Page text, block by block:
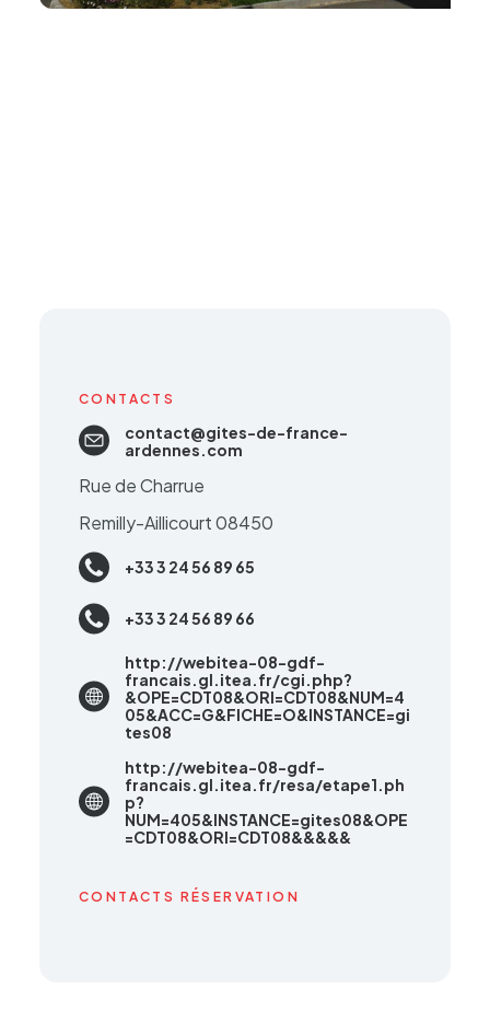
CONTACTS
contact@gites-de-france-
ardennes.com
Rue de Charrue
Remilly-Aillicourt 08450
+33 3 24 56 89 65
+33 3 24 56 89 66
http://webitea-08-gdf-
francais.gl.itea.fr/cgi.php?
&OPE=CDT08&ORI=CDT08&NUM=4
05&ACC=G&FICHE=O&INSTANCE=gi
tes08
http://webitea-08-gdf-
francais.gl.itea.fr/resa/etape1.ph
p?
NUM=405&INSTANCE=gites08&OPE
=CDT08&ORI=CDT08&&&&&
CONTACTS RÉSERVATION